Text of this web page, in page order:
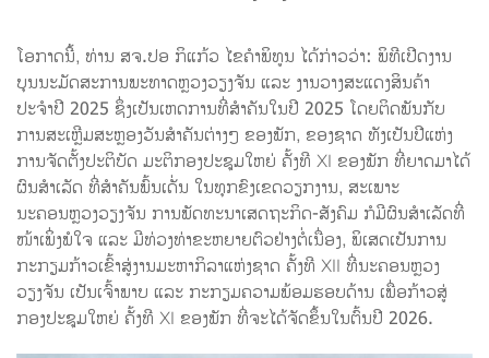
ໂອກາດນີ້, ທ່ານ ສຈ.ປອ ກິແກ້ວ ໄຂຄໍາພິທູນ ໄດ້ກ່າວວ່າ: ພິທີເປີດງານ
ບຸນນະມັດສະການພະທາດຫຼວງວຽງຈັນ ແລະ ງານວາງສະແດງສິນຄ້າ
ປະຈຳປີ 2025 ຊຶ່ງເປັນເຫດການທີ່ສໍາຄັນໃນປີ 2025 ໂດຍຕິດພັນກັບ
ການສະເຫຼີມສະຫຼອງວັນສໍາຄັນຕ່າງໆ ຂອງພັກ, ຂອງຊາດ ທັງເປັນປີແຫ່ງ
ການຈັດຕັ້ງປະຕິບັດ ມະຕິກອງປະຊຸມໃຫຍ່ ຄັ້ງທີ XI ຂອງພັກ ທີ່ຍາດມາໄດ້
ຜົນສໍາເລັດ ທີ່ສໍາຄັນພົ້ນເດັ່ນ ໃນທຸກຂົງເຂດວຽກງານ, ສະເພາະ
ນະຄອນຫຼວງວຽງຈັນ ການພັດທະນາເສດຖະກິດ-ສັງຄົມ ກໍມີຜົນສໍາເລັດທີ່
ໜ້າເພິ່ງພໍໃຈ ແລະ ມີທ່ວງທ່າຂະຫຍາຍຕົວຢ່າງຕໍ່ເນື່ອງ, ພິເສດເປັນການ
ກະກຽມກ້າວເຂົ້າສູ່ງານມະຫາກິລາແຫ່ງຊາດ ຄັ້ງທີ XII ທີ່ນະຄອນຫຼວງ
ວຽງຈັນ ເປັນເຈົ້າພາບ ແລະ ກະກຽມຄວາມພ້ອມຮອບດ້ານ ເພື່ອກ້າວສູ່
ກອງປະຊຸມໃຫຍ່ ຄັ້ງທີ XI ຂອງພັກ ທີ່ຈະໄດ້ຈັດຂຶ້ນໃນຕົ້ນປີ 2026.